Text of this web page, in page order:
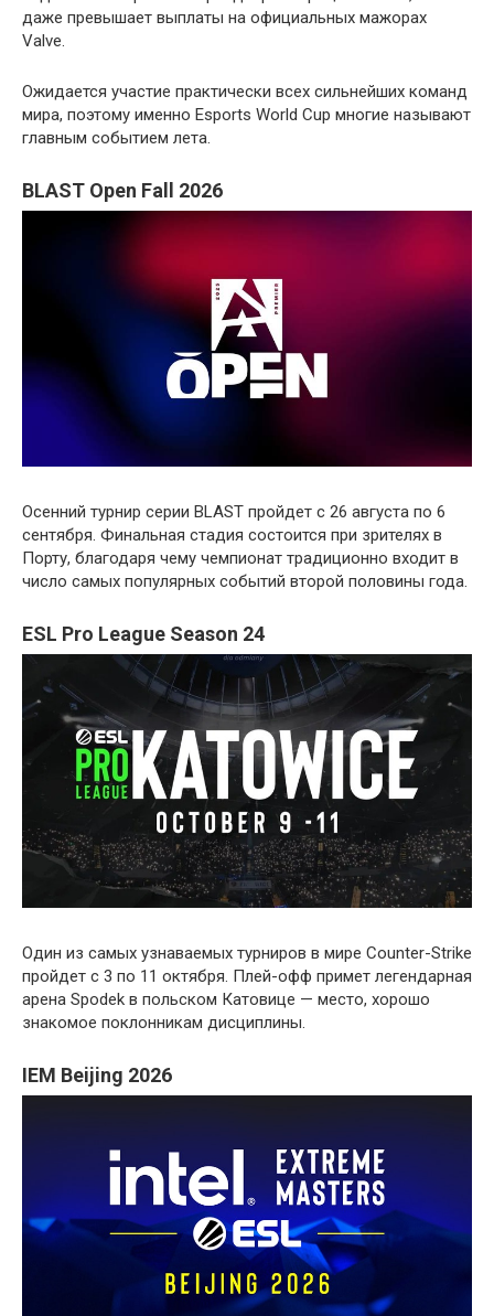
даже превышает выплаты на официальных мажорах
Valve.
Ожидается участие практически всех сильнейших команд
мира, поэтому именно Esports World Cup многие называют
главным событием лета.
BLAST Open Fall 2026
Осенний турнир серии BLAST пройдет с 26 августа по 6
сентября. Финальная стадия состоится при зрителях в
Порту, благодаря чему чемпионат традиционно входит в
число самых популярных событий второй половины года.
ESL Pro League Season 24
Один из самых узнаваемых турниров в мире Counter-Strike
пройдет с 3 по 11 октября. Плей-офф примет легендарная
арена Spodek в польском Катовице — место, хорошо
знакомое поклонникам дисциплины.
IEM Beijing 2026